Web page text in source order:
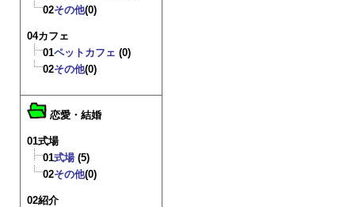
02その他(0)
04カフェ
01ペットカフェ (0)
02その他(0)
恋愛・結婚
01式場
01式場(5)
02その他(0)
02紹介